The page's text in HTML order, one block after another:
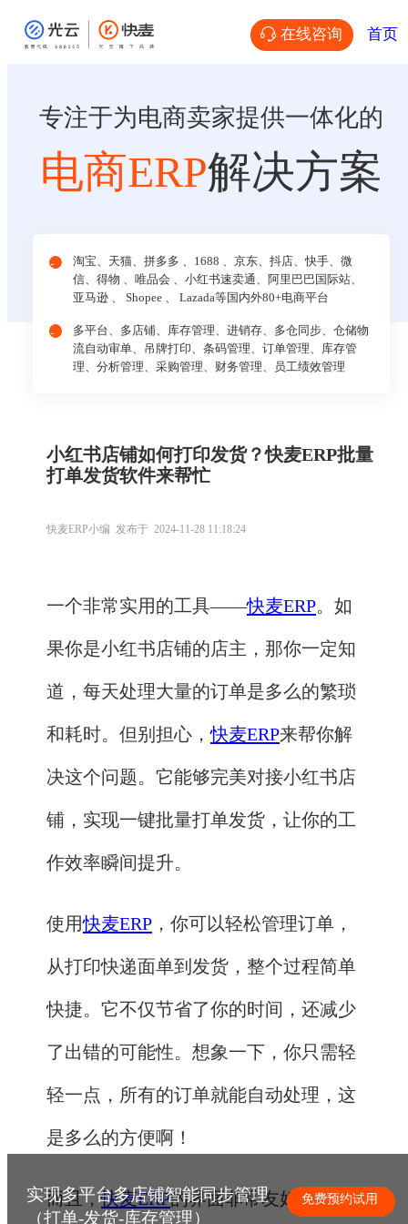
在线咨询 首页
专注于为电商卖家提供一体化的
电商ERP解决方案
小红书店铺如何打印发货？快麦ERP批量
打单发货软件来帮忙
快麦ERP小编 发布于 2024-11-28 11:18:24
实现多平台多店铺智能同步管理
（打单-发货-库存管理）
免费预约试用
淘宝、天猫、拼多多 、1688 、京东、抖店、快手、微
信、得物 、唯品会 、小红书速卖通、阿里巴巴国际站、
亚马逊 、 Shopee 、 Lazada等国内外80+电商平台
多平台、多店铺、库存管理、进销存、多仓同步、仓储物
流自动审单、吊牌打印、条码管理、订单管理、库存管
理、分析管理、采购管理、财务管理、员工绩效管理
一个非常实用的工具——快麦ERP。如
果你是小红书店铺的店主，那你一定知
道，每天处理大量的订单是多么的繁琐
和耗时。但别担心，快麦ERP来帮你解
决这个问题。它能够完美对接小红书店
铺，实现一键批量打单发货，让你的工
作效率瞬间提升。
使用快麦ERP ，你可以轻松管理订单，
从打印快递面单到发货，整个过程简单
快捷。它不仅节省了你的时间，还减少
了出错的可能性。想象一下，你只需轻
轻一点，所有的订单就能自动处理，这
是多么的方便啊！
而且，快麦ERP的界面非常友好，即使